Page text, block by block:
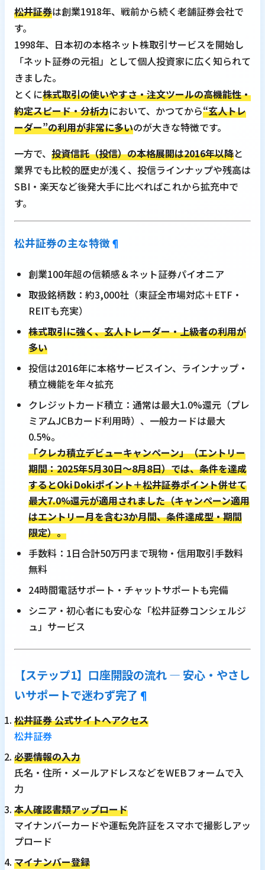
松井証券は創業1918年、戦前から続く老舗証券会社で
す。
1998年、日本初の本格ネット株取引サービスを開始し
「ネット証券の元祖」として個人投資家に広く知られて
きました。
とくに株式取引の使いやすさ・注文ツールの高機能性・
約定スピード・分析力において、かつてから“玄人トレ
ーダー”の利用が非常に多いのが大きな特徴です。
一方で、 投資信託（投信）の本格展開は2016年以降と
業界でも比較的歴史が浅く、投信ラインナップや残高は
SBI・楽天など後発大手に比べればこれから拡充中で
す。
松井証券の主な特徴 ¶
創業100年超の信頼感＆ネット証券パイオニア
取扱銘柄数：約3,000社（東証全市場対応＋ETF・
REITも充実）
株式取引に強く、玄人トレーダー・上級者の利用が
多い
投信は2016年に本格サービスイン、ラインナップ・
積立機能を年々拡充
クレジットカード積立：通常は最大1.0%還元（プレ
ミアムJCBカード利用時）、一般カードは最大
0.5%。
「クレカ積立デビューキャンペーン」（エントリー
期間：2025年5月30日～8月8日）では、条件を達成
するとOki Dokiポイント＋松井証券ポイント併せて
最大7.0%還元が適用されました（キャンペーン適用
はエントリー月を含む3か月間、条件達成型・期間
限定）。
手数料：1日合計50万円まで現物・信用取引手数料
無料
24時間電話サポート・チャットサポートも完備
シニア・初心者にも安心な「松井証券コンシェルジ
ュ」サービス
【ステップ1】口座開設の流れ ― 安心・やさし
いサポートで迷わず完了 ¶
松井証券 公式サイトへアクセス
松井証券
必要情報の入力
氏名・住所・メールアドレスなどをWEBフォームで入
力
本人確認書類アップロード
マイナンバーカードや運転免許証をスマホで撮影しアッ
プロード
マイナンバー登録